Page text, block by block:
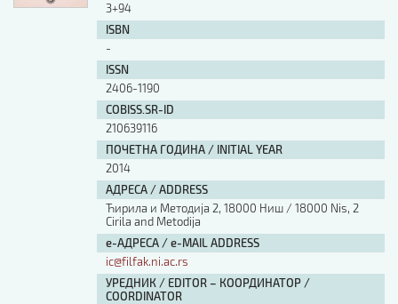
3+94
ISBN
-
ISSN
2406-1190
COBISS.SR-ID
210639116
ПОЧЕТНА ГОДИНА / INITIAL YEAR
2014
АДРЕСА / ADDRESS
Ћирила и Методија 2, 18000 Ниш / 18000 Nis, 2
Cirila and Metodija
е-АДРЕСА / e-MAIL ADDRESS
ic@filfak.ni.ac.rs
УРЕДНИК / EDITOR – КООРДИНАТОР /
COORDINATOR